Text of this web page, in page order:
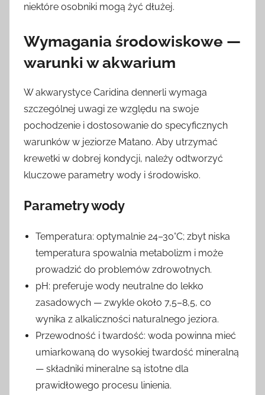
niektóre osobniki mogą żyć dłużej.
Wymagania środowiskowe —
warunki w akwarium
W akwarystyce Caridina dennerli wymaga
szczególnej uwagi ze względu na swoje
pochodzenie i dostosowanie do specyficznych
warunków w jeziorze Matano. Aby utrzymać
krewetki w dobrej kondycji, należy odtworzyć
kluczowe parametry wody i środowisko.
Parametry wody
Temperatura: optymalnie 24–30°C; zbyt niska
temperatura spowalnia metabolizm i może
prowadzić do problemów zdrowotnych.
pH: preferuje wody neutralne do lekko
zasadowych — zwykle około 7,5–8,5, co
wynika z alkaliczności naturalnego jeziora.
Przewodność i twardość: woda powinna mieć
umiarkowaną do wysokiej twardość mineralną
— składniki mineralne są istotne dla
prawidłowego procesu linienia.